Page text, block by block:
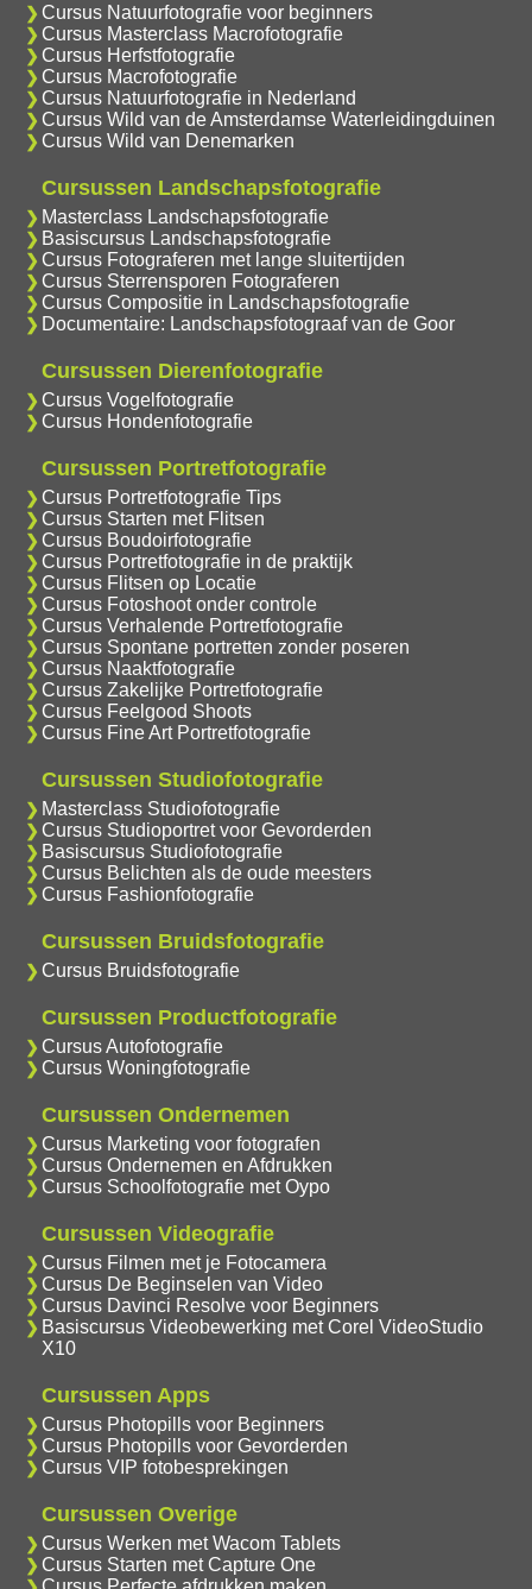
Cursus Natuurfotografie voor beginners
Cursus Masterclass Macrofotografie
Cursus Herfstfotografie
Cursus Macrofotografie
Cursus Natuurfotografie in Nederland
Cursus Wild van de Amsterdamse Waterleidingduinen
Cursus Wild van Denemarken
Cursussen Landschapsfotografie
Masterclass Landschapsfotografie
Basiscursus Landschapsfotografie
Cursus Fotograferen met lange sluitertijden
Cursus Sterrensporen Fotograferen
Cursus Compositie in Landschapsfotografie
Documentaire: Landschapsfotograaf van de Goor
Cursussen Dierenfotografie
Cursus Vogelfotografie
Cursus Hondenfotografie
Cursussen Portretfotografie
Cursus Portretfotografie Tips
Cursus Starten met Flitsen
Cursus Boudoirfotografie
Cursus Portretfotografie in de praktijk
Cursus Flitsen op Locatie
Cursus Fotoshoot onder controle
Cursus Verhalende Portretfotografie
Cursus Spontane portretten zonder poseren
Cursus Naaktfotografie
Cursus Zakelijke Portretfotografie
Cursus Feelgood Shoots
Cursus Fine Art Portretfotografie
Cursussen Studiofotografie
Masterclass Studiofotografie
Cursus Studioportret voor Gevorderden
Basiscursus Studiofotografie
Cursus Belichten als de oude meesters
Cursus Fashionfotografie
Cursussen Bruidsfotografie
Cursus Bruidsfotografie
Cursussen Productfotografie
Cursus Autofotografie
Cursus Woningfotografie
Cursussen Ondernemen
Cursus Marketing voor fotografen
Cursus Ondernemen en Afdrukken
Cursus Schoolfotografie met Oypo
Cursussen Videografie
Cursus Filmen met je Fotocamera
Cursus De Beginselen van Video
Cursus Davinci Resolve voor Beginners
Basiscursus Videobewerking met Corel VideoStudio
X10
Cursussen Apps
Cursus Photopills voor Beginners
Cursus Photopills voor Gevorderden
Cursus VIP fotobesprekingen
Cursussen Overige
Cursus Werken met Wacom Tablets
Cursus Starten met Capture One